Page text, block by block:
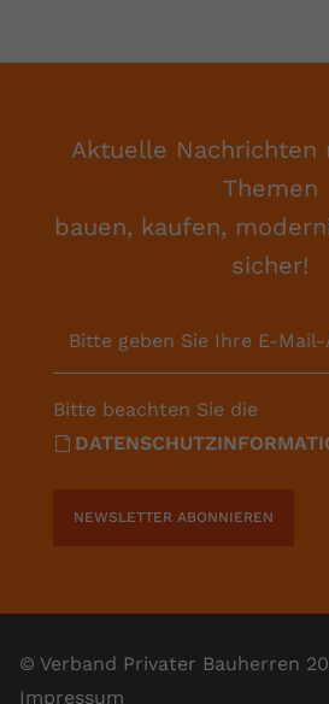
Aktuelle Nachrichten
Themen
bauen, kaufen,
sicher!
Bitte geben Sie Ihre E-Mail-
Bitte beachten Sie die
NEWSLETTER ABONNIEREN
© Verband Privater Bauherren
Impressum